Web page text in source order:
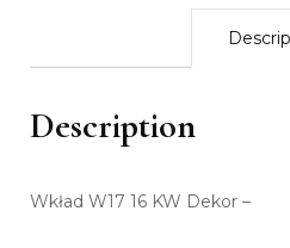
Description
Wkład W17 16 KW Dekor –